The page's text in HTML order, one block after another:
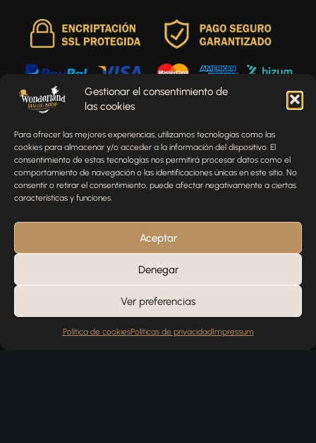
Gestionar el consentimiento de
las cookies
Para ofrecer las mejores experiencias, utilizamos tecnologías como las
cookies para almacenar y/o acceder a la información del dispositivo. El
consentimiento de estas tecnologías nos permitirá procesar datos como el
comportamiento de navegación o las identificaciones únicas en este sitio. No
consentir o retirar el consentimiento, puede afectar negativamente a ciertas
características y funciones.
Aceptar
Denegar
Ver preferencias
Política de cookiesPolíticas de privacidadImpressum
Envíenos un mensaje
¿Tienes alguna pregunta, comentario o necesitas ayuda
con tu pedido? Estamos aquí para ayudarte.
NOMBRE
EMAIL
MENSAJE